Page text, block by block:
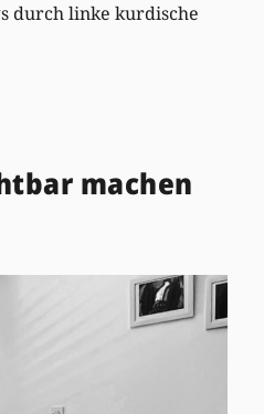
durch linke kurdische
machen